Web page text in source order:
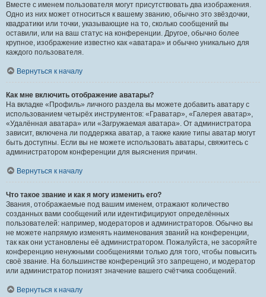
Вместе с именем пользователя могут присутствовать два изображения.
Одно из них может относиться к вашему званию, обычно это звёздочки,
квадратики или точки, указывающие на то, сколько сообщений вы
оставили, или на ваш статус на конференции. Другое, обычно более
крупное, изображение известно как «аватара» и обычно уникально для
каждого пользователя.
Вернуться к началу
Как мне включить отображение аватары?
На вкладке «Профиль» личного раздела вы можете добавить аватару с
использованием четырёх инструментов: «Граватар», «Галерея аватар»,
«Удалённая аватара» или «Загружаемая аватара». От администратора
зависит, включена ли поддержка аватар, а также какие типы аватар могут
быть доступны. Если вы не можете использовать аватары, свяжитесь с
администратором конференции для выяснения причин.
Вернуться к началу
Что такое звание и как я могу изменить его?
Звания, отображаемые под вашим именем, отражают количество
созданных вами сообщений или идентифицируют определённых
пользователей: например, модераторов и администраторов. Обычно вы
не можете напрямую изменять наименования званий на конференции,
так как они установлены её администратором. Пожалуйста, не засоряйте
конференцию ненужными сообщениями только для того, чтобы повысить
своё звание. На большинстве конференций это запрещено, и модератор
или администратор понизят значение вашего счётчика сообщений.
Вернуться к началу